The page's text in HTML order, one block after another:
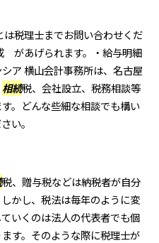
税理士までお問い合わせくだ
があげられます。・給与明細
ア 横山会計事務所は、名古屋
相続税、会社設立、税務相談等
。どんな些細な相談でも構い
い。
税、贈与税などは納税者が自分
かし、税法は毎年のように変
いくのは法人の代表者でも個
す。そのような際に税理士が